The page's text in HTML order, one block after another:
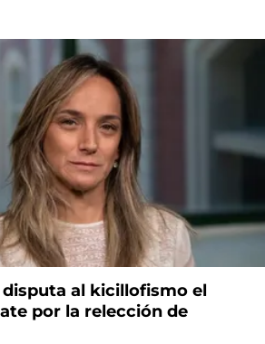
disputa al kicillofismo el
por la relección de